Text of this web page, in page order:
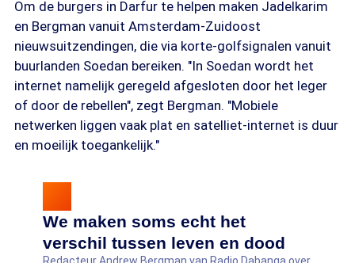
Om de burgers in Darfur te helpen maken Jadelkarim
en Bergman vanuit Amsterdam-Zuidoost
nieuwsuitzendingen, die via korte-golfsignalen vanuit
buurlanden Soedan bereiken. "In Soedan wordt het
internet namelijk geregeld afgesloten door het leger
of door de rebellen", zegt Bergman. "Mobiele
netwerken liggen vaak plat en satelliet-internet is duur
en moeilijk toegankelijk."
We maken soms echt het
verschil tussen leven en dood